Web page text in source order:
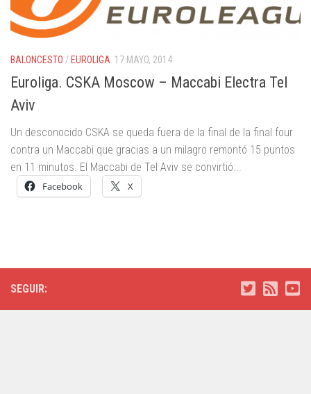
BALONCESTO / EUROLIGA 17 MAYO, 2014
Euroliga. CSKA Moscow – Maccabi Electra Tel
Aviv
Un desconocido CSKA se queda fuera de la final de la final four
contra un Maccabi que gracias a un milagro remontó 15 puntos
en 11 minutos. El Maccabi de Tel Aviv se convirtió...
Facebook X
SEGUIR: